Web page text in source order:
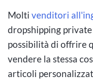
Molti venditori
dropshipping
possibilità di offrire
vendere la stessa
articoli